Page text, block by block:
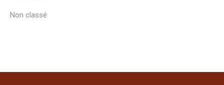
Non classé